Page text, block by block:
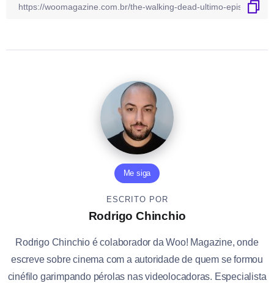
Me siga
ESCRITO POR
Rodrigo Chinchio
Rodrigo Chinchio é colaborador da Woo! Magazine, onde
escreve sobre cinema com a autoridade de quem se formou
cinéfilo garimpando pérolas nas videolocadoras. Especialista